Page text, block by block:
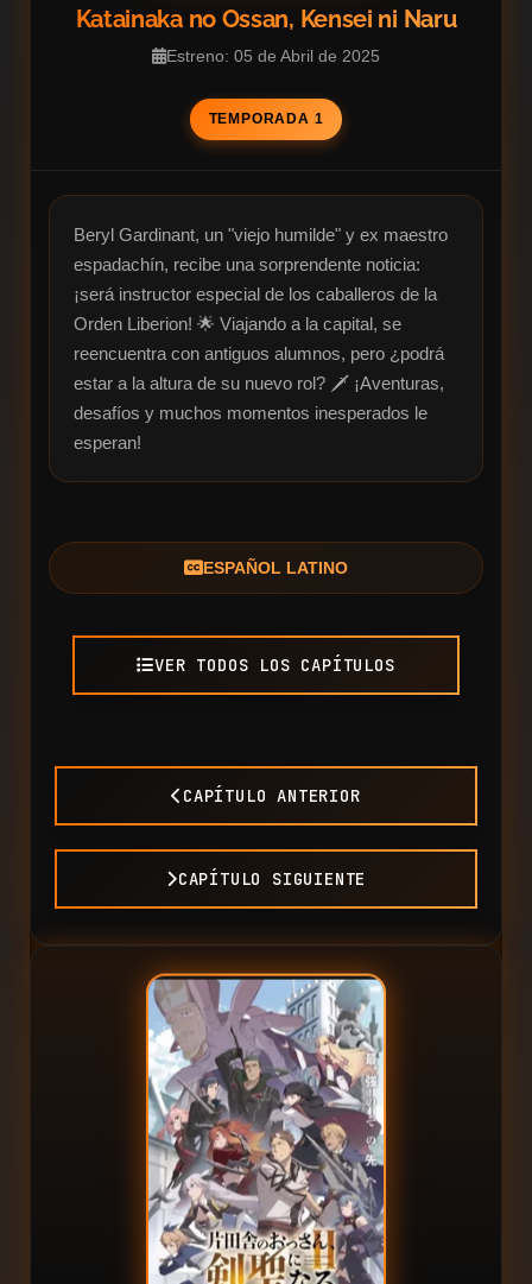
Katainaka no Ossan, Kensei ni Naru
Estreno: 05 de Abril de 2025
TEMPORADA 1
Beryl Gardinant, un "viejo humilde" y ex maestro
espadachín, recibe una sorprendente noticia:
¡será instructor especial de los caballeros de la
Orden Liberion! 🌟 Viajando a la capital, se
reencuentra con antiguos alumnos, pero ¿podrá
estar a la altura de su nuevo rol? 🗡️ ¡Aventuras,
desafíos y muchos momentos inesperados le
esperan!
ESPAÑOL LATINO
VER TODOS LOS CAPÍTULOS
CAPÍTULO ANTERIOR
CAPÍTULO SIGUIENTE